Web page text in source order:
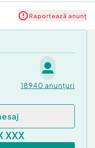
Raportează anunț
18940 anunțuri
XXX